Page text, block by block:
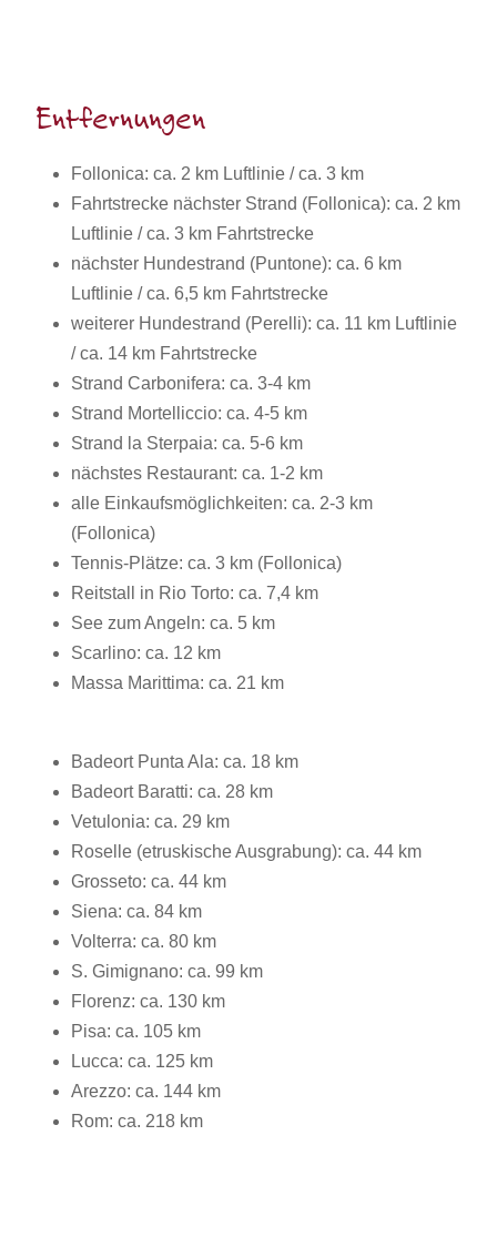
Entfernungen
Follonica: ca. 2 km Luftlinie / ca. 3 km
Fahrtstrecke nächster Strand (Follonica): ca. 2 km
Luftlinie / ca. 3 km Fahrtstrecke
nächster Hundestrand (Puntone): ca. 6 km
Luftlinie / ca. 6,5 km Fahrtstrecke
weiterer Hundestrand (Perelli): ca. 11 km Luftlinie
/ ca. 14 km Fahrtstrecke
Strand Carbonifera: ca. 3-4 km
Strand Mortelliccio: ca. 4-5 km
Strand la Sterpaia: ca. 5-6 km
nächstes Restaurant: ca. 1-2 km
alle Einkaufsmöglichkeiten: ca. 2-3 km
(Follonica)
Tennis-Plätze: ca. 3 km (Follonica)
Reitstall in Rio Torto: ca. 7,4 km
See zum Angeln: ca. 5 km
Scarlino: ca. 12 km
Massa Marittima: ca. 21 km
Badeort Punta Ala: ca. 18 km
Badeort Baratti: ca. 28 km
Vetulonia: ca. 29 km
Roselle (etruskische Ausgrabung): ca. 44 km
Grosseto: ca. 44 km
Siena: ca. 84 km
Volterra: ca. 80 km
S. Gimignano: ca. 99 km
Florenz: ca. 130 km
Pisa: ca. 105 km
Lucca: ca. 125 km
Arezzo: ca. 144 km
Rom: ca. 218 km